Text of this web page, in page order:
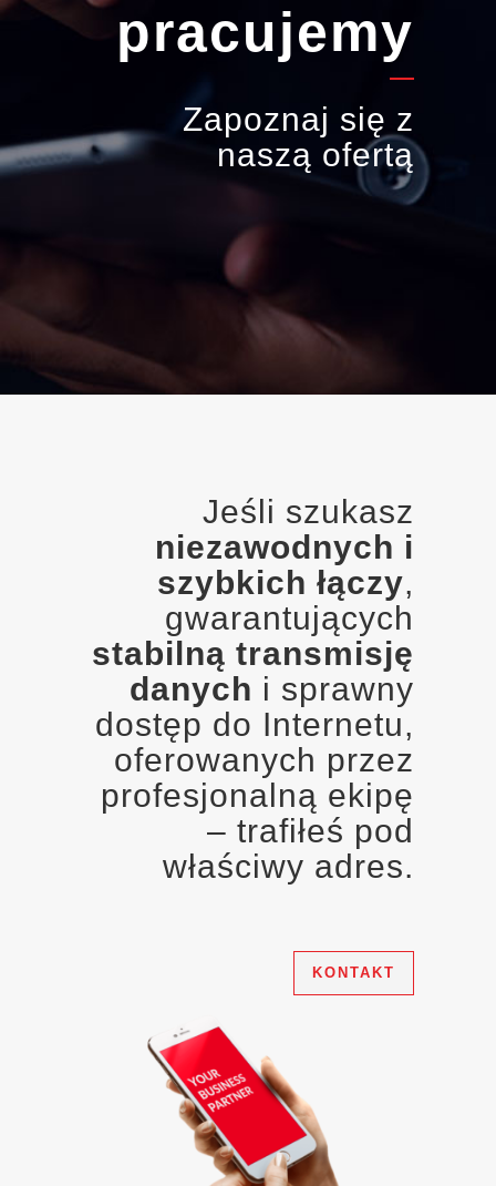
pracujemy
Zapoznaj się z
naszą ofertą
Jeśli szukasz
niezawodnych i
szybkich łączy,
gwarantujących
stabilną transmisję
danych i sprawny
dostęp do Internetu,
oferowanych przez
profesjonalną ekipę
– trafiłeś pod
właściwy adres.
KONTAKT